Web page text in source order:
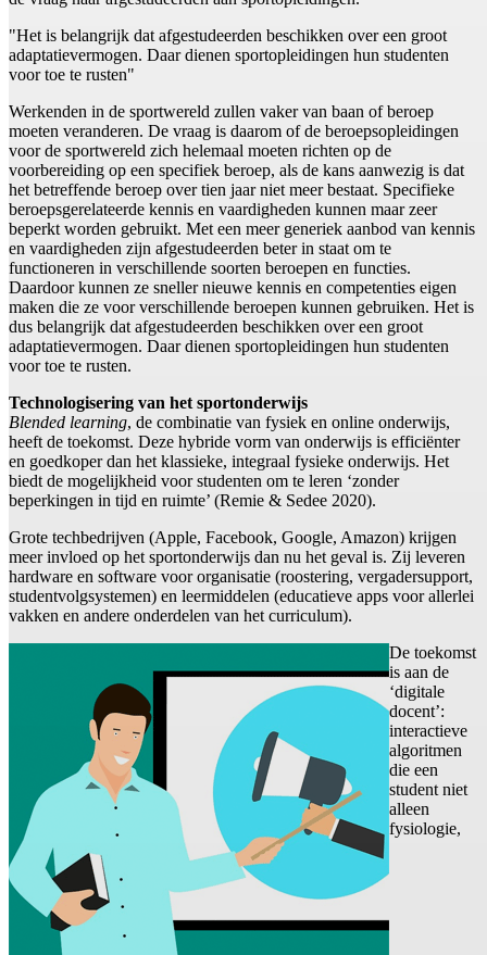
"Het is belangrijk dat afgestudeerden beschikken over een groot
adaptatievermogen. Daar dienen sportopleidingen hun studenten
voor toe te rusten"
Werkenden in de sportwereld zullen vaker van baan of beroep
moeten veranderen. De vraag is daarom of de beroepsopleidingen
voor de sportwereld zich helemaal moeten richten op de
voorbereiding op een specifiek beroep, als de kans aanwezig is dat
het betreffende beroep over tien jaar niet meer bestaat. Specifieke
beroepsgerelateerde kennis en vaardigheden kunnen maar zeer
beperkt worden gebruikt. Met een meer generiek aanbod van kennis
en vaardigheden zijn afgestudeerden beter in staat om te
functioneren in verschillende soorten beroepen en functies.
Daardoor kunnen ze sneller nieuwe kennis en competenties eigen
maken die ze voor verschillende beroepen kunnen gebruiken. Het is
dus belangrijk dat afgestudeerden beschikken over een groot
adaptatievermogen. Daar dienen sportopleidingen hun studenten
voor toe te rusten.
Technologisering van het sportonderwijs
Blended learning, de combinatie van fysiek en online onderwijs,
heeft de toekomst. Deze hybride vorm van onderwijs is efficiënter
en goedkoper dan het klassieke, integraal fysieke onderwijs. Het
biedt de mogelijkheid voor studenten om te leren ‘zonder
beperkingen in tijd en ruimte’ (Remie & Sedee 2020).
Grote techbedrijven (Apple, Facebook, Google, Amazon) krijgen
meer invloed op het sportonderwijs dan nu het geval is. Zij leveren
hardware en software voor organisatie (roostering, vergadersupport,
studentvolgsystemen) en leermiddelen (educatieve apps voor allerlei
vakken en andere onderdelen van het curriculum).
De toekomst
is aan de
‘digitale
docent’:
interactieve
algoritmen
die een
student niet
alleen
fysiologie,